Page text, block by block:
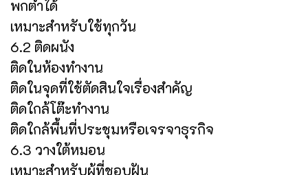
พกต่ำได้
เหมาะสำหรับใช้ทุกวัน
6.2 ติดผนัง
ติดในห้องทำงาน
ติดในจุดที่ใช้ตัดสินใจเรื่องสำคัญ
ติดใกล้โต๊ะทำงาน
ติดใกล้พื้นที่ประชุมหรือเจรจาธุรกิจ
6.3 วางใต้หมอน
เหมาะสำหรับผู้ที่ชอบฝัน